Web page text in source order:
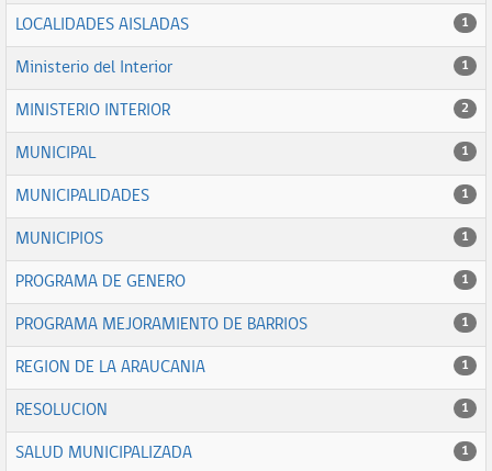
LOCALIDADES AISLADAS 1
Ministerio del Interior 1
MINISTERIO INTERIOR 2
MUNICIPAL 1
MUNICIPALIDADES 1
MUNICIPIOS 1
PROGRAMA DE GENERO 1
PROGRAMA MEJORAMIENTO DE BARRIOS 1
REGION DE LA ARAUCANIA 1
RESOLUCION 1
SALUD MUNICIPALIZADA 1